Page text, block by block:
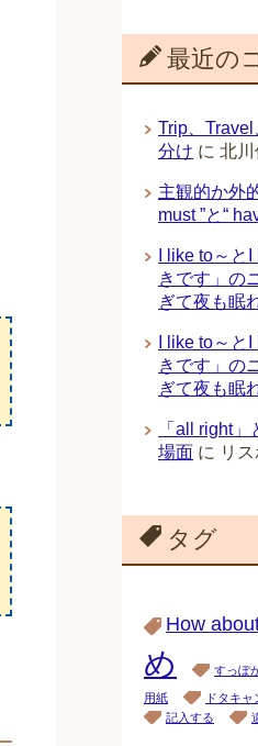
最近の
Trip、
分け に 北
主観的か外
must ”と“
I like to～
きです」の
ぎて夜も眠
I like to～
きです」の
ぎて夜も眠
「all right
場面 に リ
タグ
How
め
すっぽ
用紙 ドタキャ
記入する